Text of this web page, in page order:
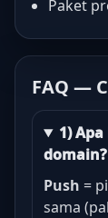
Paket
FAQ —
1)
domain?
Push =
sama